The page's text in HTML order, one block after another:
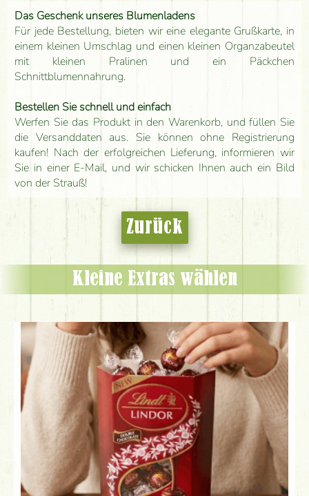
Das Geschenk unseres Blumenladens
Für jede Bestellung, bieten wir eine elegante Grußkarte, in
einem kleinen Umschlag und einen kleinen Organzabeutel
mit kleinen Pralinen und ein Päckchen
Schnittblumennahrung.
Bestellen Sie schnell und einfach
Werfen Sie das Produkt in den Warenkorb, und füllen Sie
die Versanddaten aus. Sie können ohne Registrierung
kaufen! Nach der erfolgreichen Lieferung, informieren wir
Sie in einer E-Mail, und wir schicken Ihnen auch ein Bild
von der Strauß!
Zurück
Kleine Extras wählen